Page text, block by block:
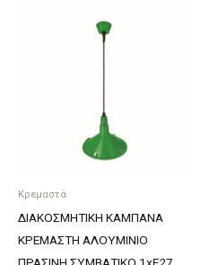
Κρεμαστά
ΔΙΑΚΟΣΜΗΤΙΚΗ ΚΑΜΠΑΝΑ
ΚΡΕΜΑΣΤΗ ΑΛΟΥΜΙΝΙΟ